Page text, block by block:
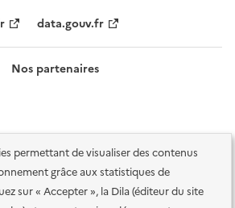
permettant de visualiser des contenus
grâce aux statistiques de
sur « Accepter », la Dila (éditeur du site
data.gouv.fr
Nos partenaires